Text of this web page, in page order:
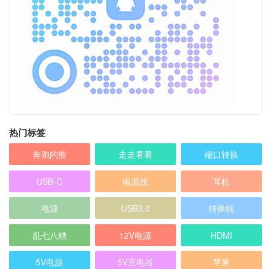
热门标签
奔跑的熊 走走看看 端口转换
USB-C 电源线 耳机
电源 USB3.0 转换线
乱七八糟 12V电源 HDMI
5V电源 5V充电器 苹果